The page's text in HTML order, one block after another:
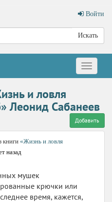
Войти
Искать
Меню
и ловля
Леонид Сабанеев
Добавить
книги «Жизнь и ловля
назад
мушек
крючки или
время, кажется,